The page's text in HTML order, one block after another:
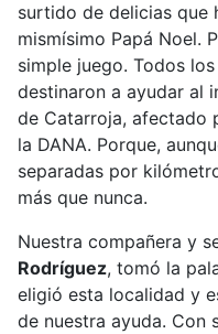
surtido de delicias que
mismísimo Papá Noel.
simple juego. Todos
destinaron a ayudar al
de Catarroja, afectado
la DANA. Porque,
separadas por
más que nunca.
Nuestra compañera y
Rodríguez, tomó la
eligió esta localidad y
de nuestra ayuda. Con